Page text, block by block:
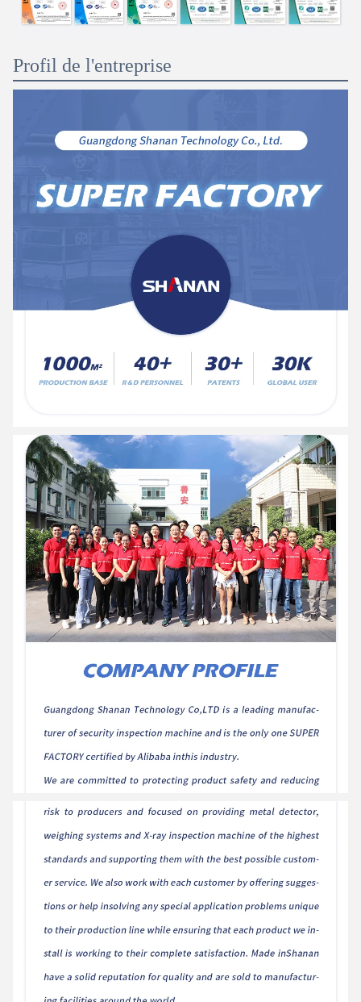
Profil de l'entreprise